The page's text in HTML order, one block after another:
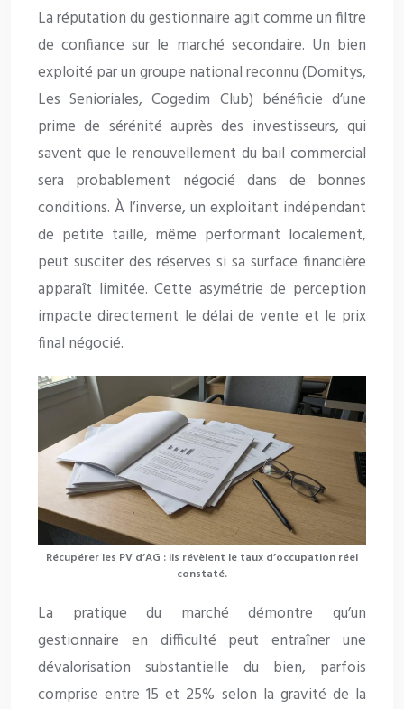
La réputation du gestionnaire agit comme un filtre
de confiance sur le marché secondaire. Un bien
exploité par un groupe national reconnu (Domitys,
Les Senioriales, Cogedim Club) bénéficie d’une
prime de sérénité auprès des investisseurs, qui
savent que le renouvellement du bail commercial
sera probablement négocié dans de bonnes
conditions. À l’inverse, un exploitant indépendant
de petite taille, même performant localement,
peut susciter des réserves si sa surface financière
apparaît limitée. Cette asymétrie de perception
impacte directement le délai de vente et le prix
final négocié.
Récupérer les PV d’AG : ils révèlent le taux d’occupation réel
constaté.
La pratique du marché démontre qu’un
gestionnaire en difficulté peut entraîner une
dévalorisation substantielle du bien, parfois
comprise entre 15 et 25% selon la gravité de la